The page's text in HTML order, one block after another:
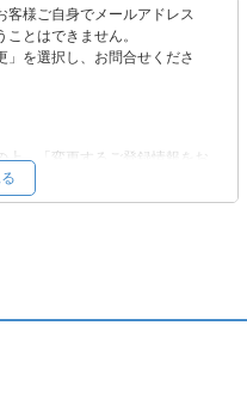
客様ご自身でメールアドレス
とはできません。
」を選択し、お問合せくださ
、「変更するご登録情報をお
ご選択いただき、必要事項を